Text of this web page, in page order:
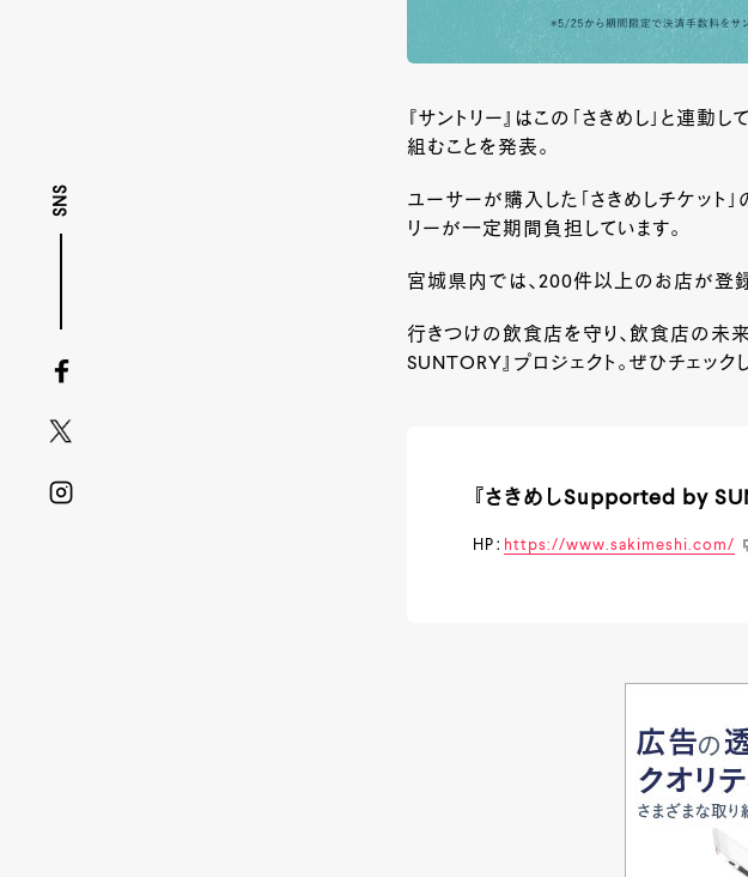
SNS
『サントリー』はこの「さきめし」と連動
組むことを発表。
ユーサーが購入した「さきめしチケット
リーが一定期間負担しています。
宮城県内では、200件以上のお店が登
行きつけの飲食店を守り、飲食店の未来
SUNTORY』プロジェクト。ぜひチェック
『さきめしSupported by
HP： https://www.sakimeshi.com/